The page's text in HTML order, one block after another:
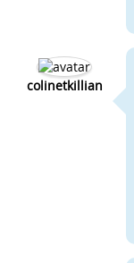
colinetkillian